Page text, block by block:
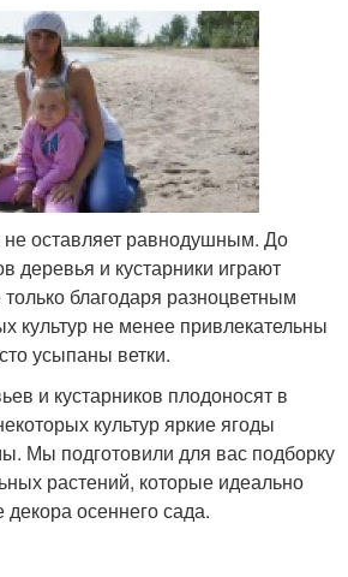
не оставляет равнодушным. До
деревья и кустарники играют
благодаря разноцветным
культур не менее привлекательны
усыпаны ветки.
и кустарников плодоносят в
культур яркие ягоды
Мы подготовили для вас подборку
растений, которые идеально
декора осеннего сада.